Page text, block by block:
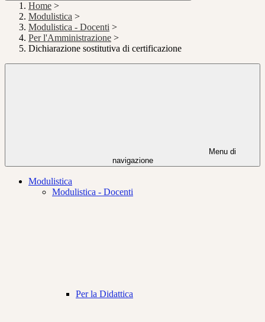
Home >
Modulistica >
Modulistica - Docenti >
Per l'Amministrazione >
Dichiarazione sostitutiva di certificazione
Menu di
navigazione
Modulistica
Modulistica - Docenti
Per la Didattica